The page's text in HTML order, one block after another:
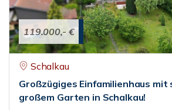
119.000,- €
Schalkau
Großzügiges Einfamilienhaus mit
großem Garten in Schalkau!